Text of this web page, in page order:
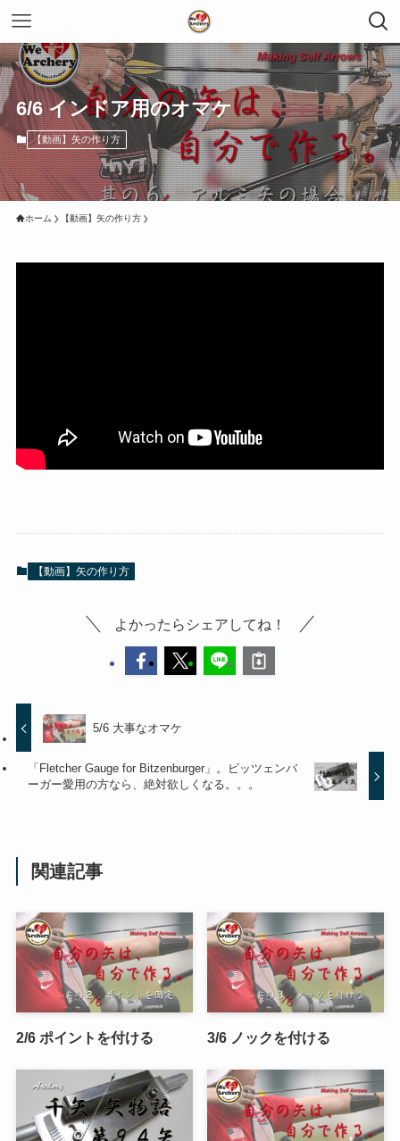
6/6 インドア用のオマケ
【動画】矢の作り方
ホーム 【動画】矢の作り方
【動画】矢の作り方
よかったらシェアしてね！
5/6 大事なオマケ
「Fletcher Gauge for Bitzenburger」。ビッツェンバ
ーガー愛用の方なら、絶対欲しくなる。。。
関連記事
2/6 ポイントを付ける 3/6 ノックを付ける